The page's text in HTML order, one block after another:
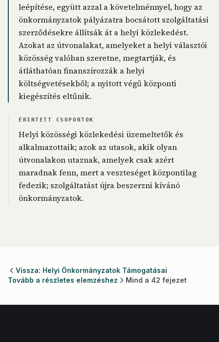
leépítése, együtt azzal a követelménnyel, hogy az
önkormányzatok pályázatra bocsátott szolgáltatási
szerződésekre állítsák át a helyi közlekedést.
Azokat az útvonalakat, amelyeket a helyi választói
közösség valóban szeretne, megtartják, és
átláthatóan finanszírozzák a helyi
költségvetésekből; a nyitott végű központi
kiegészítés eltűnik.
ÉRINTETT CSOPORTOK
Helyi közösségi közlekedési üzemeltetők és
alkalmazottaik; azok az utasok, akik olyan
útvonalakon utaznak, amelyek csak azért
maradnak fenn, mert a veszteséget központilag
fedezik; szolgáltatást újra beszerzni kívánó
önkormányzatok.
Vissza: Helyi Önkormányzatok Támogatásai
Tovább a részletes elemzéshez
Mind a 42 fejezet